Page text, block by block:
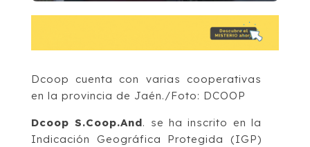
Dcoop cuenta con varias cooperativas
en la provincia de Jaén./Foto: DCOOP
Dcoop S.Coop.And. se ha inscrito en la
Indicación Geográfica Protegida (IGP)